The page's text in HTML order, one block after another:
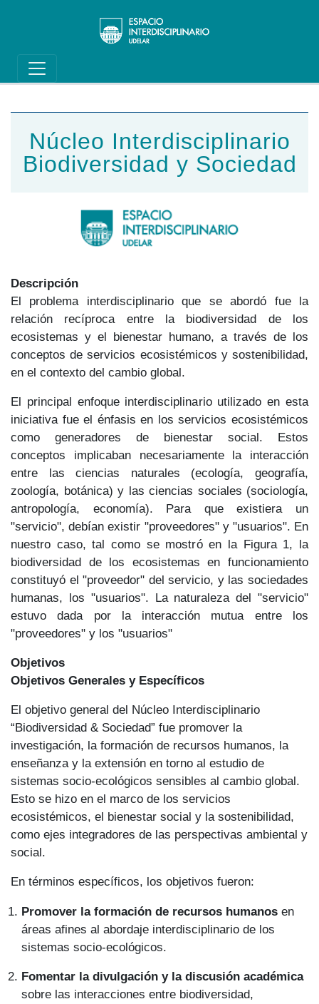
Main navigation
Núcleo Interdisciplinario
Biodiversidad y Sociedad
Descripción
El problema interdisciplinario que se abordó fue la
relación recíproca entre la biodiversidad de los
ecosistemas y el bienestar humano, a través de los
conceptos de servicios ecosistémicos y sostenibilidad,
en el contexto del cambio global.
El principal enfoque interdisciplinario utilizado en esta
iniciativa fue el énfasis en los servicios ecosistémicos
como generadores de bienestar social. Estos
conceptos implicaban necesariamente la interacción
entre las ciencias naturales (ecología, geografía,
zoología, botánica) y las ciencias sociales (sociología,
antropología, economía). Para que existiera un
"servicio", debían existir "proveedores" y "usuarios". En
nuestro caso, tal como se mostró en la Figura 1, la
biodiversidad de los ecosistemas en funcionamiento
constituyó el "proveedor" del servicio, y las sociedades
humanas, los "usuarios". La naturaleza del "servicio"
estuvo dada por la interacción mutua entre los
"proveedores" y los "usuarios"
Objetivos
Objetivos Generales y Específicos
El objetivo general del Núcleo Interdisciplinario
“Biodiversidad & Sociedad” fue promover la
investigación, la formación de recursos humanos, la
enseñanza y la extensión en torno al estudio de
sistemas socio-ecológicos sensibles al cambio global.
Esto se hizo en el marco de los servicios
ecosistémicos, el bienestar social y la sostenibilidad,
como ejes integradores de las perspectivas ambiental y
social.
En términos específicos, los objetivos fueron:
Promover la formación de recursos humanos en
áreas afines al abordaje interdisciplinario de los
sistemas socio-ecológicos.
Fomentar la divulgación y la discusión académica
sobre las interacciones entre biodiversidad,